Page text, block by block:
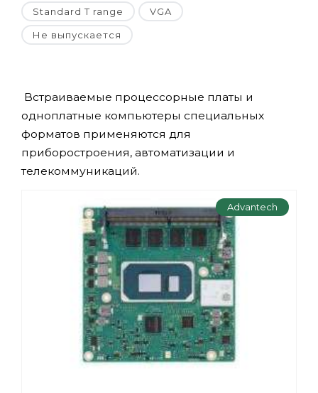
Standard T range VGA
Не выпускается
Встраиваемые процессорные платы и
одноплатные компьютеры специальных
форматов применяются для
приборостроения, автоматизации и
телекоммуникаций.
Advantech